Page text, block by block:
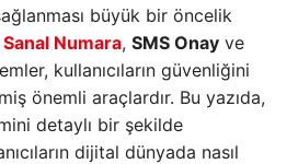
büyük bir öncelik
Sanal Numara, SMS Onay ve
kullanıcıların güvenliğini
önemli araçlardır. Bu yazıda,
detaylı bir şekilde
dijital dünyada nasıl